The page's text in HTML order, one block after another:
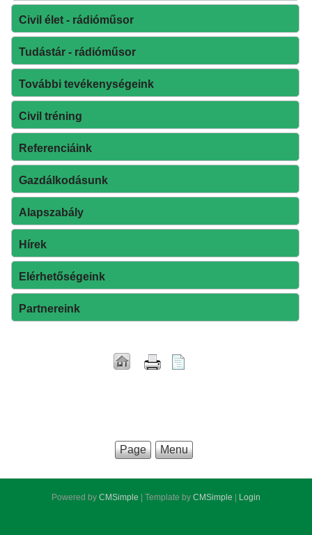
Civil élet - rádióműsor
Tudástár - rádióműsor
További tevékenységeink
Civil tréning
Referenciáink
Gazdálkodásunk
Alapszabály
Hírek
Elérhetőségeink
Partnereink
Page Menu
Powered by CMSimple | Template by CMSimple Login